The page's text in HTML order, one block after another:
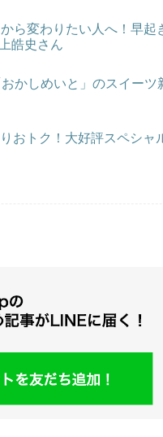
ら変わりたい人へ！早起
皓史さん
かしめいと」のスイーツ
おトク！大好評スペシャ